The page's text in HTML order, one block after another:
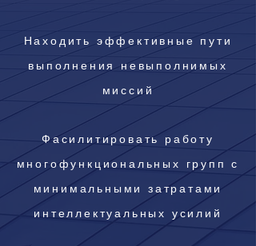
Находить эффективные пути
выполнения невыполнимых
миссий
Фасилитировать работу
многофункциональных групп с
минимальными затратами
интеллектуальных усилий